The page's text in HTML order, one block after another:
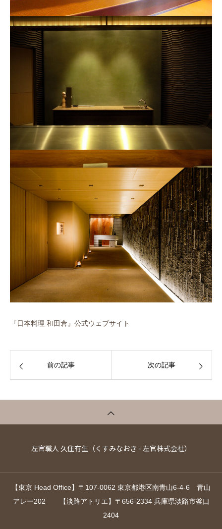
『日本料理 和田倉』公式ウェブサイト
前の記事 次の記事
左官職人 久住有生（くすみなおき - 左官株式会社）
【東京 Head Office】〒107-0062 東京都港区南青山6-4-6 青山
アレー202 【淡路アトリエ】〒656-2334 兵庫県淡路市釜口
2404